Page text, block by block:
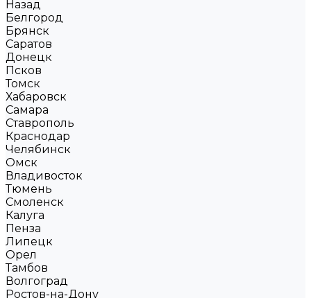
Назад
Белгород
Брянск
Саратов
Донецк
Псков
Томск
Хабаровск
Самара
Ставрополь
Краснодар
Челябинск
Омск
Владивосток
Тюмень
Смоленск
Калуга
Пенза
Липецк
Орел
Тамбов
Волгоград
Ростов-на-Дону